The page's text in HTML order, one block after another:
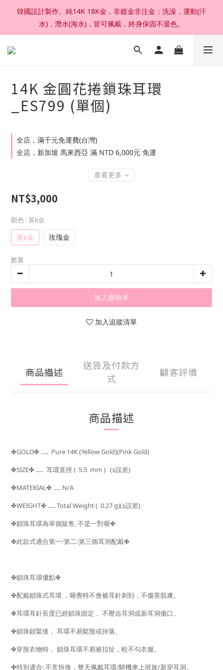
加入官網會員，結帳享92折扣 ; 滿六千刷卡分期零利率。
韓國設計製作。純14K 18K金，非鍍金非注金；洗澡，運動(汗
水)，潛水(海水)，皆可佩戴，終身保固不退色。
加入官網會員，結帳享92折扣 ; 滿六千刷卡分期零利率。
14K 金圓花捲鎖珠耳環
_ES799 (單個)
全店，滿千元免運費(台灣)
全店，新加坡 馬來西亞 滿 NTD 6,000元 免運
查看更多
NT$3,000
顏色 : 黃k金
黃k金 玫瑰金
數量
加入購物車
加入追蹤清單
商品描述
送貨及付款方
式
顧客評價
商品描述
✤GOLD✤ ..... Pure 14K (Yellow Gold)(Pink Gold)
✤SIZE✤ ..... 耳環直徑 ( 5.5 mm ) (±誤差)
✤MATERIAL✤ ..... N/A
✤WEIGHT✤ ..... Total Weight ( 0.27 g)(±誤差)
✤鎖珠耳環為單個販售, 不是一對喔✤
✤此款式適合第一/第二/第三個耳洞配戴✤
✤鎖珠耳環優點✤
✤配戴鎖珠式耳環 ，睡覺時不會被耳針刺到，不傷害肌膚。
✤耳環耳針長度已經鎖珠固定， 不壓迫耳洞或新耳洞傷口。
✤鎖珠鎖緊後， 耳環不易鬆脫或掉落。
✤穿脫衣物時， 鎖珠耳環不易被拉扯，較不勾衣服。
✤特別適合: 不常拆換，整天佩戴耳環/騎機車上班族/新穿耳洞。